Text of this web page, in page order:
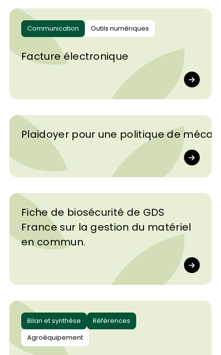
Communication Outils numériques
Facture électronique
Plaidoyer pour une politique de
Fiche de biosécurité de GDS
France sur la gestion du matériel
en commun.
Bilan et synthèse
Références
Agroéquipement